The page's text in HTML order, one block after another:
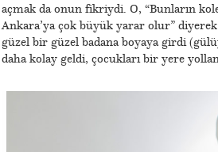
açmak da onun fikriydi. O, “Bunların
Ankara’ya çok büyük yarar olur”
güzel bir güzel badana boyaya girdi
daha kolay geldi, çocukları bir yere